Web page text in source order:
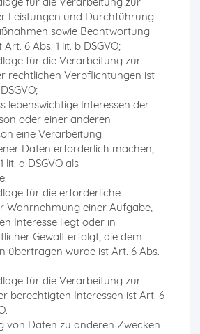
Leistungen und Durchführung
sowie Beantwortung
6 Abs. 1 lit. b DSGVO;
für die Verarbeitung zur
rechtlichen Verpflichtungen ist
lebenswichtige Interessen der
oder einer anderen
eine Verarbeitung
Daten erforderlich machen,
lit. d DSGVO als
für die erforderliche
Wahrnehmung einer Aufgabe,
Interesse liegt oder in
Gewalt erfolgt, die dem
übertragen wurde ist Art. 6 Abs.
für die Verarbeitung zur
berechtigten Interessen ist Art. 6
von Daten zu anderen Zwecken